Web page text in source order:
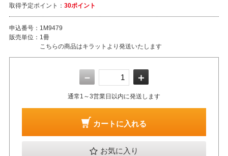
取得予定ポイント： 30ポイント
申込番号： 1M9479
販売単位： 1冊
こちらの商品はキラットより発送いたします
－ ＋
通常1～3営業日以内に発送します
カートに入れる
お気に入り